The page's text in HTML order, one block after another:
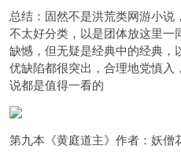
总结：固然不是洪荒类网游小说
不太好分类，以是团体放这里一
缺憾，但无疑是经典中的经典，
优缺陷都很突出，合理地党慎
说都是值得一看的
第九本《黄庭道主》作者：妖僧